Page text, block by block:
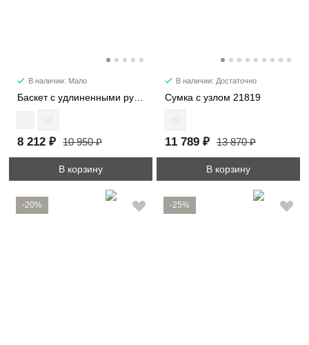
В наличии: Мало
Баскет с удлиненными ручками 30052
8 212 ₽ 10 950 ₽
В корзину
В наличии: Достаточно
Сумка с узлом 21819
11 789 ₽ 13 870 ₽
В корзину
-20% -25%